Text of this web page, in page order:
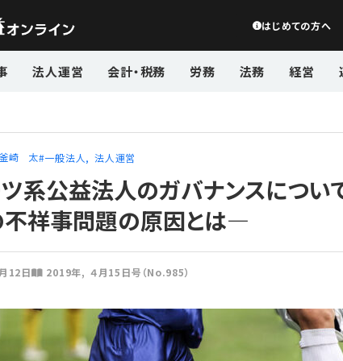
はじめての方へ
法人運営 会計・税務 労務 法務 経営
釜崎 太 一般法人 法人運営
系公益法人のガバナンスについ
祥事問題の原因とは―
12日 2019年 ４月15日号（No.985）